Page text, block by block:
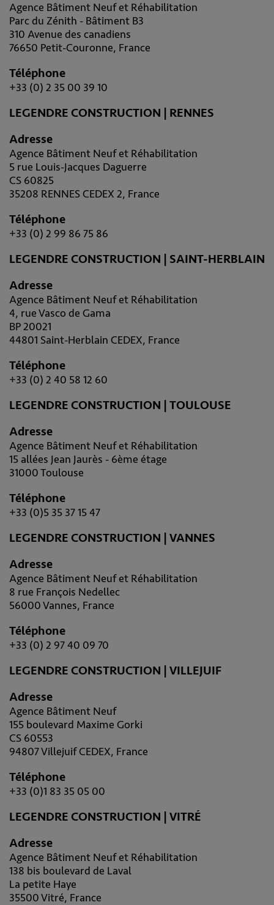
Agence Bâtiment Neuf et Réhabilitation
Parc du Zénith - Bâtiment B3
310 Avenue des canadiens
76650 Petit-Couronne, France
Téléphone
+33 (0) 2 35 00 39 10
LEGENDRE CONSTRUCTION | RENNES
Adresse
Agence Bâtiment Neuf et Réhabilitation
5 rue Louis-Jacques Daguerre
CS 60825
35208 RENNES CEDEX 2, France
Téléphone
+33 (0) 2 99 86 75 86
LEGENDRE CONSTRUCTION | SAINT-HERBLAIN
Adresse
Agence Bâtiment Neuf et Réhabilitation
4, rue Vasco de Gama
BP 20021
44801 Saint-Herblain CEDEX, France
Téléphone
+33 (0) 2 40 58 12 60
LEGENDRE CONSTRUCTION | TOULOUSE
Adresse
Agence Bâtiment Neuf et Réhabilitation
15 allées Jean Jaurès - 6ème étage
31000 Toulouse
Téléphone
+33 (0)5 35 37 15 47
LEGENDRE CONSTRUCTION | VANNES
Adresse
Agence Bâtiment Neuf et Réhabilitation
8 rue François Nedellec
56000 Vannes, France
Téléphone
+33 (0) 2 97 40 09 70
LEGENDRE CONSTRUCTION | VILLEJUIF
Adresse
Agence Bâtiment Neuf
155 boulevard Maxime Gorki
CS 60553
94807 Villejuif CEDEX, France
Téléphone
+33 (0)1 83 35 05 00
LEGENDRE CONSTRUCTION | VITRÉ
Adresse
Agence Bâtiment Neuf et Réhabilitation
138 bis boulevard de Laval
La petite Haye
35500 Vitré, France